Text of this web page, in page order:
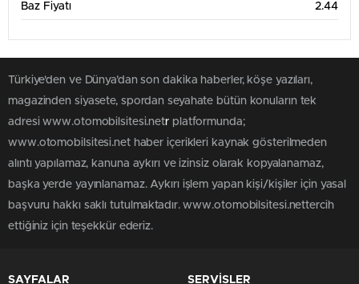
Baz Fiyatı 2.44
Türkiye'den ve Dünya’dan son dakika haberler, köşe yazıları,
magazinden siyasete, spordan seyahate bütün konuların tek
adresi www.otomobilsitesi.netr platformunda;
www.otomobilsitesi.net haber içerikleri kaynak gösterilmeden
alıntı yapılamaz, kanuna aykırı ve izinsiz olarak kopyalanamaz,
başka yerde yayınlanamaz. Aykırı işlem yapan kişi/kişiler için yasal
başvuru hakkı saklı tutulmaktadır. www.otomobilsitesi.nettercih
ettiğiniz için teşekkür ederiz.
SAYFALAR SERVİSLER